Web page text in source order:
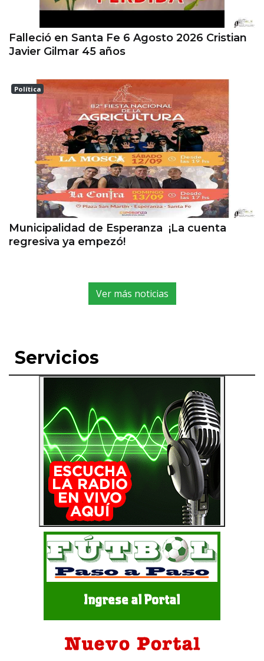
Falleció en Santa Fe 6 Agosto 2026 Cristian
Javier Gilmar 45 años
Política
ESPERANZA
Municipalidad de Esperanza ¡La cuenta
regresiva ya empezó!
Ver más noticias
Servicios